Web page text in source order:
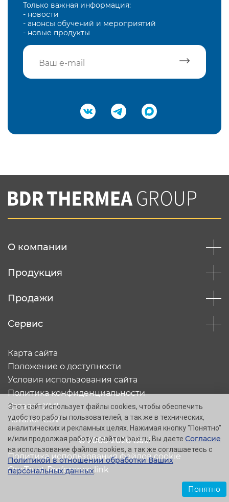
Только важная информация:
- новости
- анонсы обучений и мероприятий
- новые продукты
Подтвердить e-mail
Вы соглашаетесь с нашей политикой
конфеденциальности
О компании
Продукция
Продажи
Сервис
© 2005-2026 Baxi
Карта сайта
Положение о доступности
Условия использования сайта
Политика конфиденциальности
Каталог XML
Каталог CSV
Политика использования файлов cookie
OneTrust Preference link
Этот сайт использует файлы cookies, чтобы обеспечить
удобство работы пользователей, а так же в технических,
аналитических и рекламных целях. Нажимая кнопку "Понятно"
и/или продолжая работу с сайтом baxi.ru, Вы даете Согласие
на использование файлов cookies, а так же соглашаетесь с
Политикой в отношении обработки Ваших
персональных данных.
Понятно